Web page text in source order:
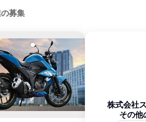
募集
株式会社
その他